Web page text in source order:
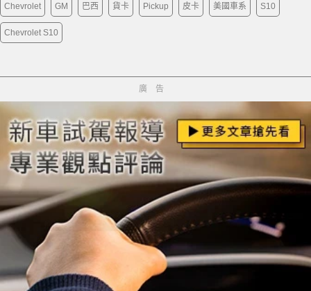
Chevrolet GM 巴西 貨卡 Pickup 皮卡 美國車系 S10
Chevrolet S10
廣告